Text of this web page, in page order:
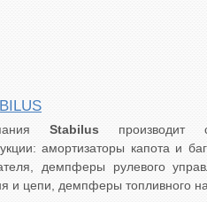
Stabilus производит
амортизаторы капота и
демпферы рулевого
и цепи, демпферы топливного